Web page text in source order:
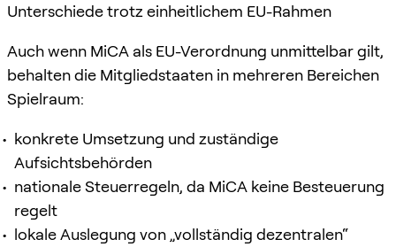
Unterschiede trotz einheitlichem EU-Rahmen
Auch wenn MiCA als EU-Verordnung unmittelbar gilt,
behalten die Mitgliedstaaten in mehreren Bereichen
Spielraum:
konkrete Umsetzung und zuständige
Aufsichtsbehörden
nationale Steuerregeln, da MiCA keine Besteuerung
regelt
lokale Auslegung von „vollständig dezentralen“